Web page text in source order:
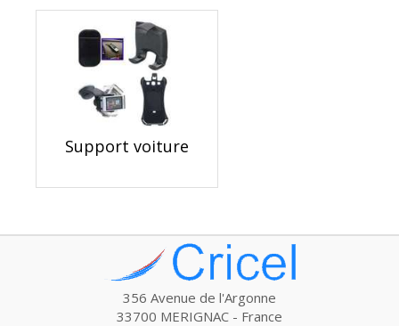
Support voiture
356 Avenue de l'Argonne
33700 MERIGNAC - France